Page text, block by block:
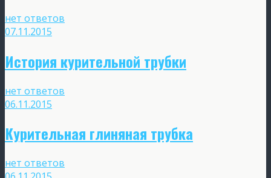
нет ответов
07.11.2015
История курительной трубки
нет ответов
06.11.2015
Курительная глиняная трубка
нет ответов